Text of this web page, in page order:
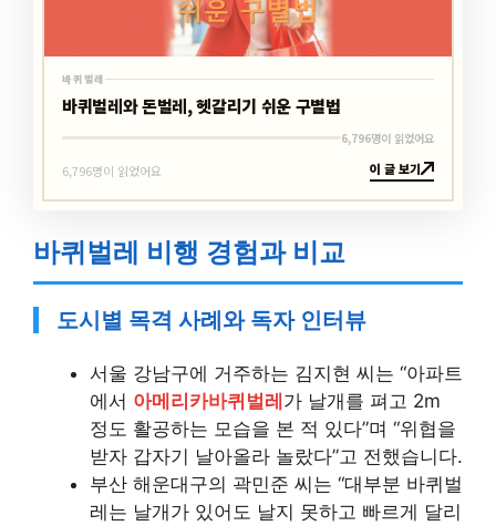
바퀴벌레
바퀴벌레와 돈벌레, 헷갈리기 쉬운 구별법
6,796명이 읽었어요
6,796명이 읽었어요 이 글 보기
바퀴벌레 비행 경험과 비교
도시별 목격 사례와 독자 인터뷰
서울 강남구에 거주하는 김지현 씨는 “아파트
에서 아메리카바퀴벌레가 날개를 펴고 2m
정도 활공하는 모습을 본 적 있다”며 “위협을
받자 갑자기 날아올라 놀랐다”고 전했습니다.
부산 해운대구의 곽민준 씨는 “대부분 바퀴벌
레는 날개가 있어도 날지 못하고 빠르게 달리